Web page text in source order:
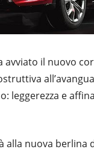
avviato il nuovo
leggerezza e
alla nuova berlina